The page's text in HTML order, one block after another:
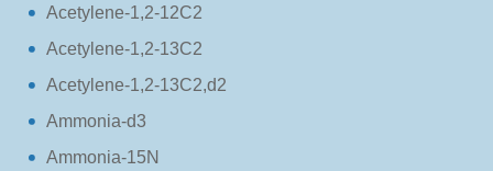
Acetylene-1,2-12C2
Acetylene-1,2-13C2
Acetylene-1,2-13C2,d2
Ammonia-d3
Ammonia-15N